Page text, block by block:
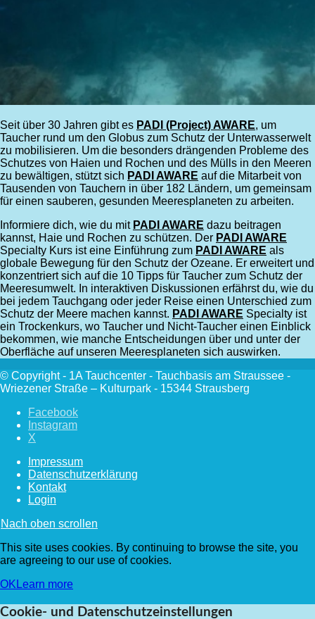
Seit über 30 Jahren gibt es PADI (Project) AWARE, um
Taucher rund um den Globus zum Schutz der Unterwasserwelt
zu mobilisieren. Um die besonders drängenden Probleme des
Schutzes von Haien und Rochen und des Mülls in den Meeren
zu bewältigen, stützt sich PADI AWARE auf die Mitarbeit von
Tausenden von Tauchern in über 182 Ländern, um gemeinsam
für einen sauberen, gesunden Meeresplaneten zu arbeiten.
Informiere dich, wie du mit PADI AWARE dazu beitragen
kannst, Haie und Rochen zu schützen. Der PADI AWARE
Specialty Kurs ist eine Einführung zum PADI AWARE als
globale Bewegung für den Schutz der Ozeane. Er erweitert und
konzentriert sich auf die 10 Tipps für Taucher zum Schutz der
Meeresumwelt. In interaktiven Diskussionen erfährst du, wie du
bei jedem Tauchgang oder jeder Reise einen Unterschied zum
Schutz der Meere machen kannst. PADI AWARE Specialty ist
ein Trockenkurs, wo Taucher und Nicht-Taucher einen Einblick
bekommen, wie manche Entscheidungen über und unter der
Oberfläche auf unseren Meeresplaneten sich auswirken.
© Copyright - 1A Tauchcenter - Tauchbasis am Straussee -
Wriezener Straße – Kulturpark - 15344 Strausberg
Facebook
Instagram
X
Impressum
Datenschutzerklärung
Kontakt
Login
Nach oben scrollen
This site uses cookies. By continuing to browse the site, you
are agreeing to our use of cookies.
OK Learn more
Cookie- und Datenschutzeinstellungen